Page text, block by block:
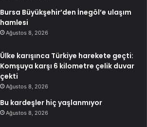
Bursa Büyükşehir’den İnegöl’e ulaşım
hamlesi
Ağustos 8, 2026
Ülke karışınca Türkiye harekete geçti:
Komşuya karşı 6 kilometre çelik duvar
çekti
Ağustos 8, 2026
Bu kardeşler hiç yaşlanmıyor
Ağustos 8, 2026